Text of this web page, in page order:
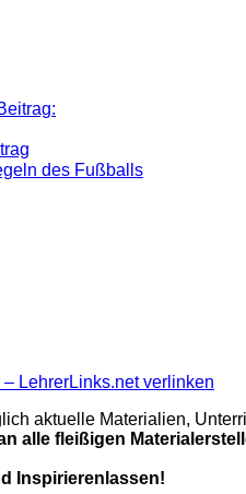
des Fußballs
LehrerLinks.net verlinken
aktuelle Materialien,
alle fleißigen
Inspirierenlassen!